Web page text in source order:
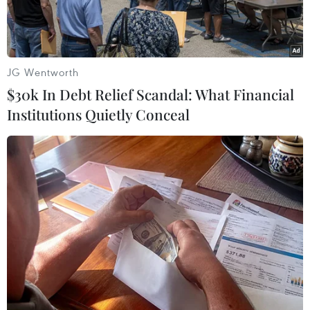
Học sinh tham gia kỳ thi tuyển sinh lớp 6 năm học 2023-2024 tại
Trường Trung học Phổ thông Chuyên Hà Nội-Amsterdam.
(Nguồn: Vietnam+)
Sau khi có thông tin về việc Trường Trung học
JG Wentworth
$30k In Debt Relief Scandal: What Financial
Institutions Quietly Conceal